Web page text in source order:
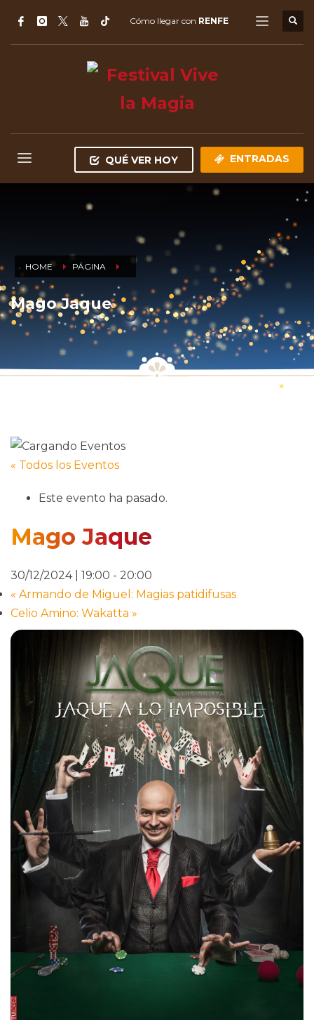
Cómo llegar con RENFE
QUÉ VER HOY ENTRADAS
HOME PÁGINA
Mago Jaque
« Todos los Eventos
Este evento ha pasado.
Mago Jaque
30/12/2024 | 19:00 - 20:00
« Armando de Miguel: Magias patidifusas
Celio Amino: Wakatta »